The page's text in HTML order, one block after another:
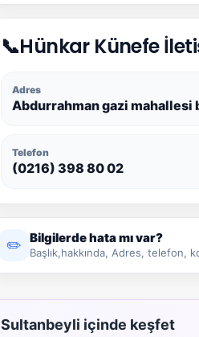
📞Hünkar Künefe
Adres
Abdurrahman gazi mahallesi
Telefon
(0216) 398 80 02
✏️ Bilgilerde hata mı var?
Başlık,hakkında, Adres, telefon,
Sultanbeyli içinde keşfet